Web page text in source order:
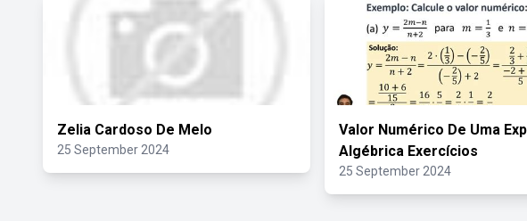
Zelia Cardoso De Melo
25 September 2024
Valor Numérico De Uma
Algébrica Exercícios
25 September 2024